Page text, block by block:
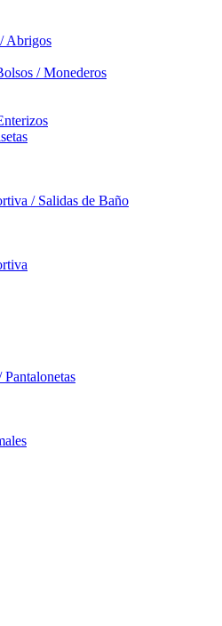
Abrigos
/ Monederos
/ Salidas de Baño
Pantalonetas